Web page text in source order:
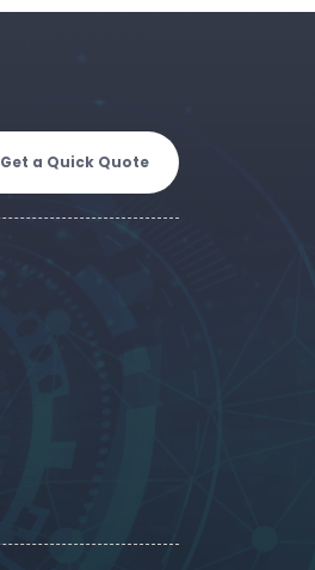
Get a Quick Quote